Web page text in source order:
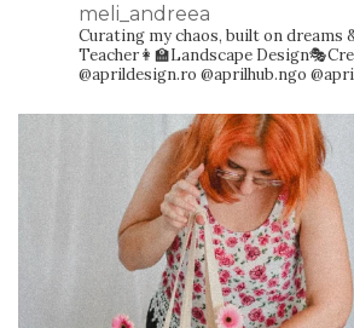
meli_andreea
Curating my chaos, built on dreams
Teacher👩‍🏫Landscape
@aprildesign.ro @aprilhub.ngo